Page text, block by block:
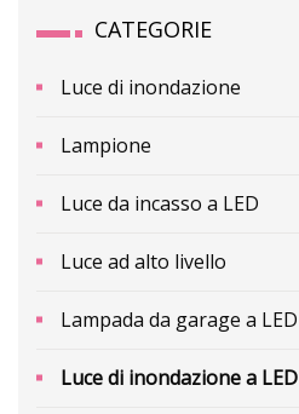
CATEGORIE
Luce di inondazione
Lampione
Luce da incasso a LED
Luce ad alto livello
Lampada da garage a LED
Luce di inondazione a LED